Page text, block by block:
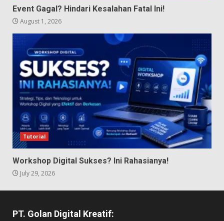
Event Gagal? Hindari Kesalahan Fatal Ini!
August 1, 2026
Tutorial
Workshop Digital Sukses? Ini Rahasianya!
July 29, 2026
PT. Golan Digital Kreatif: